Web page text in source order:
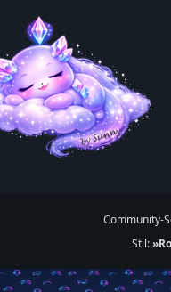
Community-
Stil: